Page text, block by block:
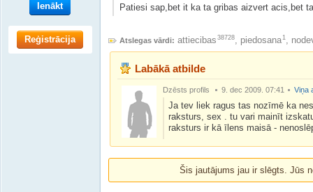
Patiesi sap,bet it ka ta gribas aizvert acis,bet
Atslegas vārdi: attiecibas 38728, piedosana1,
Labākā atbilde
Dzēsts profils 9. dec 2009. 07:41 Viņa
Ja tev liek ragus tas nozīmē ka
raksturs, sex . tu vari mainīt
raksturs ir kā īlens maisā -
Šis jautājums jau ir slēgts. Jūs
Ienākt
Reģistrācija